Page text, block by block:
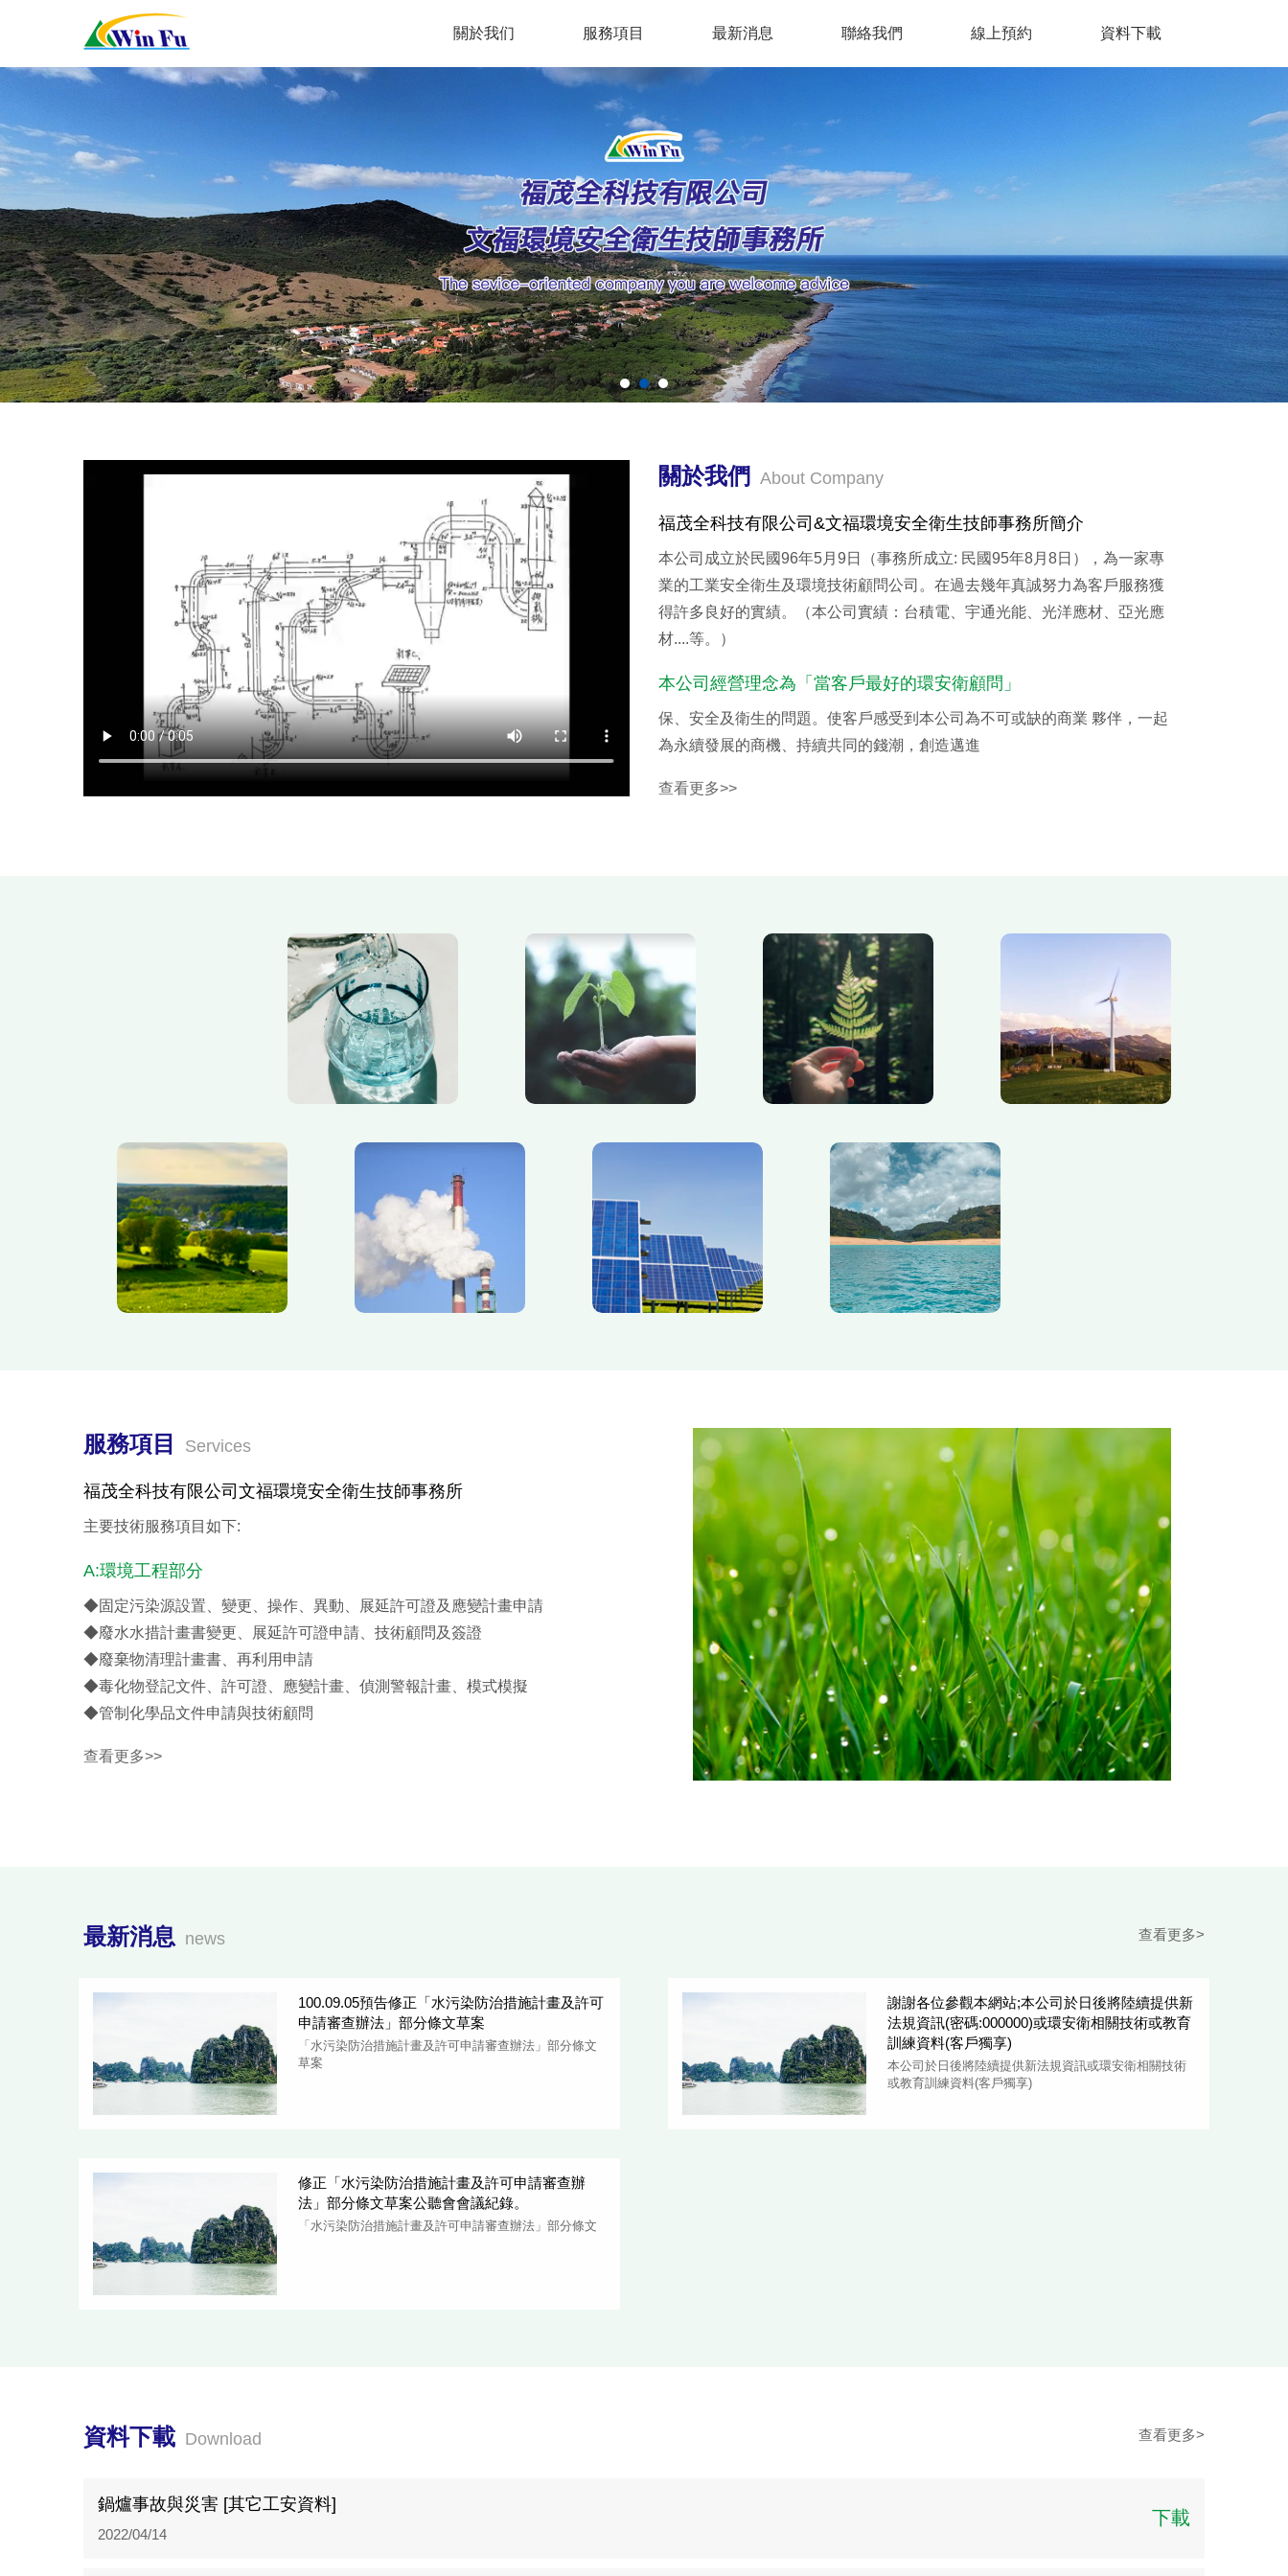
關於我们 服務項目 最新消息 聯絡我們 線上預約 資料下載
於
们
服
項
新
息
聯
我
們
上
預
約
資
料
下
載
關於我們 About Company
福茂全科技有限公司&文福環境安全衛生技師事務所簡介
本公司成立於民國96年5月9日（事務所成立: 民國95年8月8日），為一家專
業的工業安全衛生及環境技術顧問公司。在過去幾年真誠努力為客戶服務獲
得許多良好的實績。（本公司實績：台積電、宇通光能、光洋應材、亞光應
材....等。）
本公司經營理念為「當客戶最好的環安衛顧問」
保、安全及衛生的問題。使客戶感受到本公司為不可或缺的商業 夥伴，一起
為永續發展的商機、持續共同的錢潮，創造邁進
查看更多>>
服務項目 Services
福茂全科技有限公司文福環境安全衛生技師事務所
主要技術服務項目如下:
A:環境工程部分
◆固定污染源設置、變更、操作、異動、展延許可證及應變計畫申請
◆廢水水措計畫書變更、展延許可證申請、技術顧問及簽證
◆廢棄物清理計畫書、再利用申請
◆毒化物登記文件、許可證、應變計畫、偵測警報計畫、模式模擬
◆管制化學品文件申請與技術顧問
查看更多>>
最新消息 news 查看更多>
100.09.05預告修正「水污染防治措施計畫及許可
申請審查辦法」部分條文草案
「水污染防治措施計畫及許可申請審查辦法」部分條文
草案
謝謝各位參觀本網站;本公司於日後將陸續提供新
法規資訊(密碼:000000)或環安衛相關技術或教育
訓練資料(客戶獨享)
本公司於日後將陸續提供新法規資訊或環安衛相關技術
或教育訓練資料(客戶獨享)
修正「水污染防治措施計畫及許可申請審查辦
法」部分條文草案公聽會會議紀錄。
「水污染防治措施計畫及許可申請審查辦法」部分條文
資料下載 Download 查看更多>
鍋爐事故與災害 [其它工安資料]
2022/04/14
下載